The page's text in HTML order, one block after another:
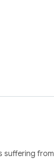
suffering from